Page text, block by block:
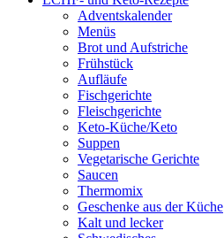
Adventskalender
Menüs
Brot und Aufstriche
Frühstück
Aufläufe
Fischgerichte
Fleischgerichte
Keto-Küche/Keto
Suppen
Vegetarische Gerichte
Saucen
Thermomix
Geschenke aus der Küche
Kalt und lecker